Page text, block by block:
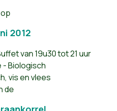
op
2012
van 19u30 tot 21 uur
- Biologisch
vis en vlees
de